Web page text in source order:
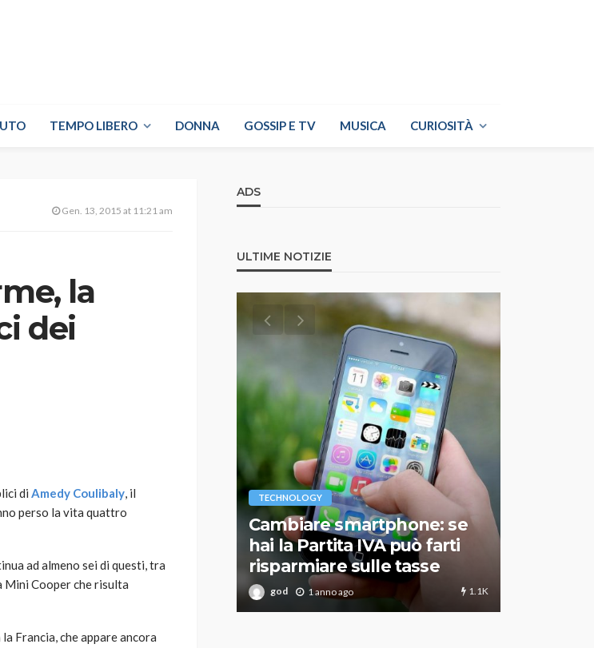
TEMPO LIBERO DONNA GOSSIP E TV MUSICA CURIOSITÀ
Gen. 13, 2015 at 11:21 am
la
dei
di Amedy Coulibaly, il
perso la vita quattro
ad almeno sei di questi, tra
Mini Cooper che risulta
Francia, che appare ancora
ADS
ULTIME NOTIZIE
tennis mondiale e
per
la stessa causa
god 9 mesi ago
TECHNOLOGY
Cambiare smartphone: se
hai la Partita IVA può farti
risparmiare sulle tasse
god 1 anno ago 1.1K